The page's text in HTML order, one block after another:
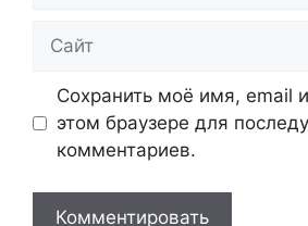
Сайт
Сохранить моё имя, email
этом браузере для
комментариев.